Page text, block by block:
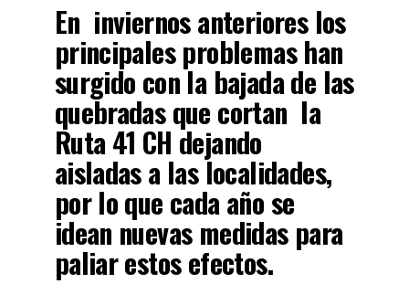
En inviernos anteriores los
principales problemas han
surgido con la bajada de las
quebradas que cortan la
Ruta 41 CH dejando
aisladas a las localidades,
por lo que cada año se
idean nuevas medidas para
paliar estos efectos.